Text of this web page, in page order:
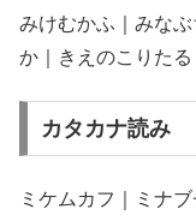
みけむかふ｜みな
か｜きえのこりたる
カタカナ読み
ミケムカフ｜ミナ